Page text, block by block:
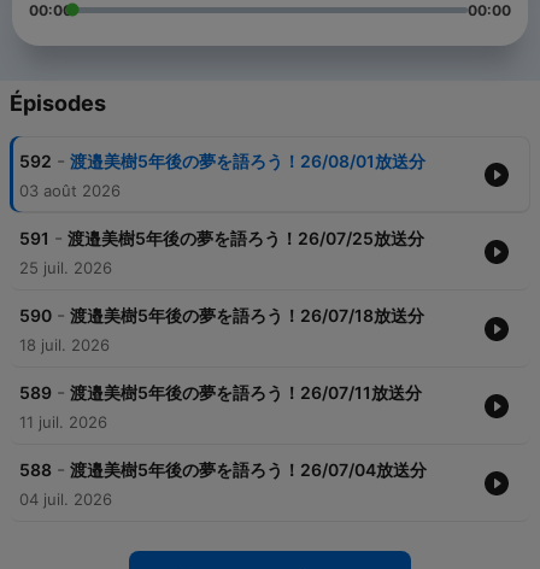
00:00 00:00
Épisodes
592 - 渡邉美樹5年後の夢を語ろう！26/08/01放送分
03 août 2026
591 - 渡邉美樹5年後の夢を語ろう！26/07/25放送分
25 juil. 2026
590 - 渡邉美樹5年後の夢を語ろう！26/07/18放送分
18 juil. 2026
589 - 渡邉美樹5年後の夢を語ろう！26/07/11放送分
11 juil. 2026
588 - 渡邉美樹5年後の夢を語ろう！26/07/04放送分
04 juil. 2026